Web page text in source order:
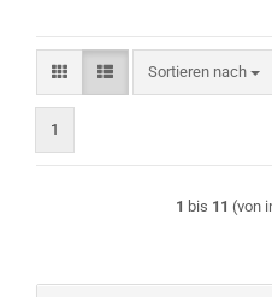
Sortieren nach
Sortieren nach
1
1 bis 11 (von